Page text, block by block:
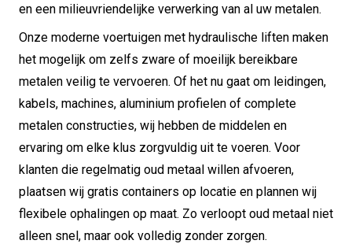
en een milieuvriendelijke verwerking van al uw metalen.
Onze moderne voertuigen met hydraulische liften maken
het mogelijk om zelfs zware of moeilijk bereikbare
metalen veilig te vervoeren. Of het nu gaat om leidingen,
kabels, machines, aluminium profielen of complete
metalen constructies, wij hebben de middelen en
ervaring om elke klus zorgvuldig uit te voeren. Voor
klanten die regelmatig oud metaal willen afvoeren,
plaatsen wij gratis containers op locatie en plannen wij
flexibele ophalingen op maat. Zo verloopt oud metaal niet
alleen snel, maar ook volledig zonder zorgen.